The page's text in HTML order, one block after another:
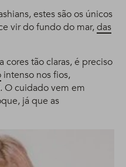
estes são os únicos
vir do fundo do mar,das
cores tão claras, é preciso
intenso nos fios,
O cuidado vem em
já que as